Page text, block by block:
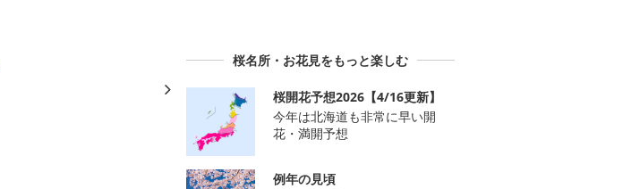
桜名所・お花見をもっと楽しむ
桜開花予想2026【4/16更新】
今年は北海道も非常に早い開
花・満開予想
例年の見頃